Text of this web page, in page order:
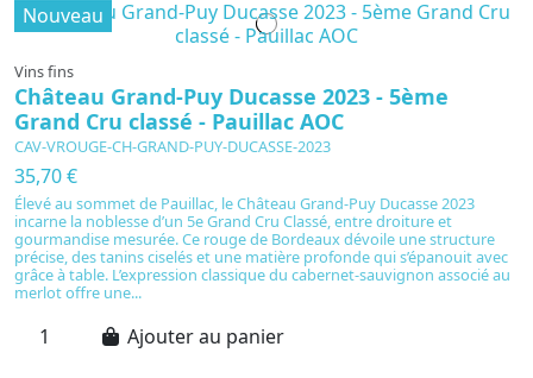
Nouveau
Vins fins
Château Grand-Puy Ducasse 2023 - 5ème
Grand Cru classé - Pauillac AOC
CAV-VROUGE-CH-GRAND-PUY-DUCASSE-2023
35,70 €
Élevé au sommet de Pauillac, le Château Grand-Puy Ducasse 2023
incarne la noblesse d’un 5e Grand Cru Classé, entre droiture et
gourmandise mesurée. Ce rouge de Bordeaux dévoile une structure
précise, des tanins ciselés et une matière profonde qui s’épanouit avec
grâce à table. L’expression classique du cabernet-sauvignon associé au
merlot offre une...
Ajouter au panier